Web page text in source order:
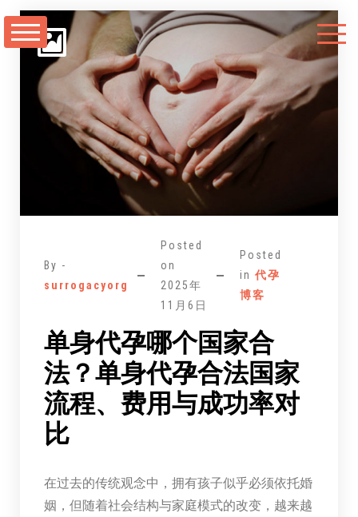
至
By -
surrogacyorg
Posted
on
2025年
11月6日
Posted
in代孕
博客
单身代孕哪个国家合
法？单身代孕合法国家
流程、费用与成功率对
比
在过去的传统观念中，拥有孩子似乎必须依托婚
姻，但随着社会结构与家庭模式的改变，越来越